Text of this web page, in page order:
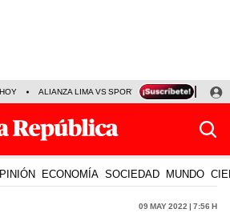
ALIANZA LIMA VS SPORT BOYS JORGE
ECONOMÍA SOCIEDAD MUNDO
09 May 2022 | 7:56 h